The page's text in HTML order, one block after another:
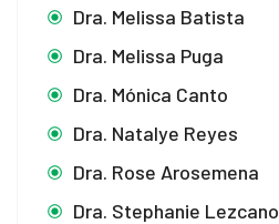
Dra. Melissa Batista
Dra. Melissa Puga
Dra. Mónica Canto
Dra. Natalye Reyes
Dra. Rose Arosemena
Dra. Stephanie Lezcano